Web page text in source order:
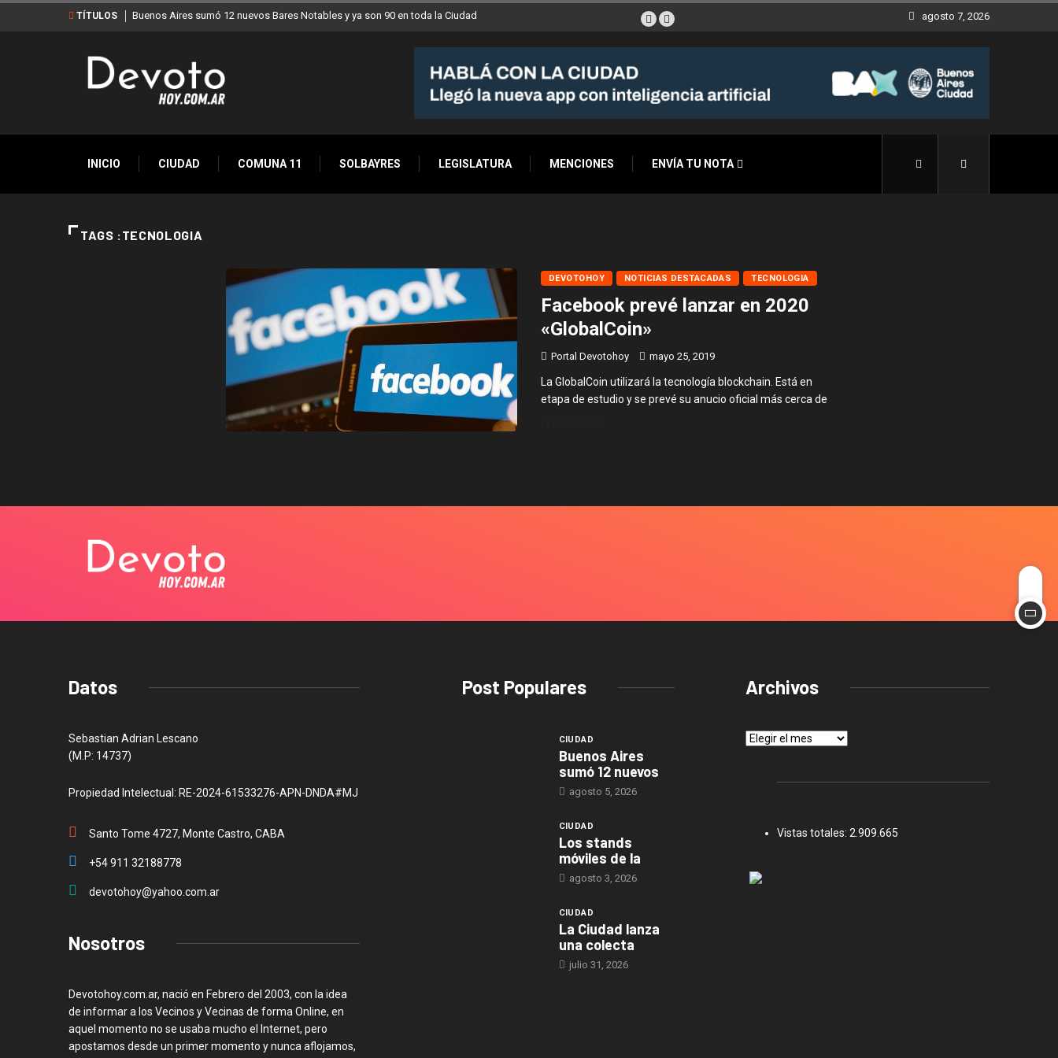
TÍTULOS Buenos Aires sumó 12 nuevos Bares Notables y ya son 90 en toda la Ciudad agosto 7, 2026
INICIO CIUDAD COMUNA 11 SOLBAYRES LEGISLATURA MENCIONES ENVÍA TU NOTA
TAGS :TECNOLOGIA
DEVOTOHOY NOTICIAS DESTACADAS TECNOLOGIA
Facebook prevé lanzar en 2020
«GlobalCoin»
Portal Devotohoy mayo 25, 2019
La GlobalCoin utilizará la tecnología blockchain. Está en
etapa de estudio y se prevé su anucio oficial más cerca de
Datos
Sebastian Adrian Lescano
(M.P: 14737)
Propiedad Intelectual: RE-2024-61533276-APN-DNDA#MJ
Santo Tome 4727, Monte Castro, CABA
+54 911 32188778
devotohoy@yahoo.com.ar
Nosotros
Devotohoy.com.ar, nació en Febrero del 2003, con la idea
de informar a los Vecinos y Vecinas de forma Online, en
aquel momento no se usaba mucho el Internet, pero
apostamos desde un primer momento y nunca aflojamos,
Post Populares
CIUDAD
Buenos Aires
sumó 12 nuevos
agosto 5, 2026
CIUDAD
Los stands
móviles de la
agosto 3, 2026
CIUDAD
La Ciudad lanza
una colecta
julio 31, 2026
Archivos
Archivos
Vistas totales: 2.909.665